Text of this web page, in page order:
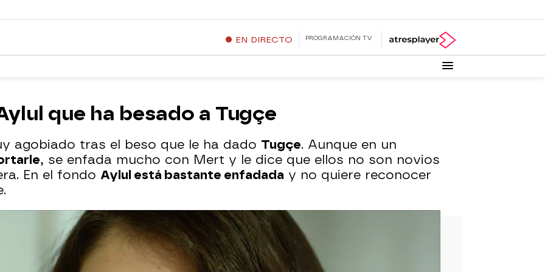
EN DIRECTO PROGRAMACIÓN TV
que ha besado a Tugçe
agobiado tras el beso que le ha dado Tugçe. Aunque en un
, se enfada mucho con Mert y le dice que ellos no son novios
En el fondo Aylul está bastante enfadada y no quiere reconocer